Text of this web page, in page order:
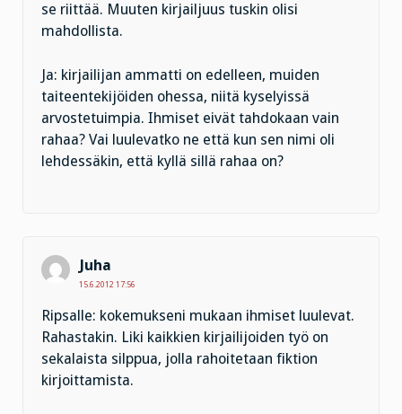
se riittää. Muuten kirjailjuus tuskin olisi
mahdollista.
Ja: kirjailijan ammatti on edelleen, muiden
taiteentekijöiden ohessa, niitä kyselyissä
arvostetuimpia. Ihmiset eivät tahdokaan vain
rahaa? Vai luulevatko ne että kun sen nimi oli
lehdessäkin, että kyllä sillä rahaa on?
Juha
15.6.2012 17:56
Ripsalle: kokemukseni mukaan ihmiset luulevat.
Rahastakin. Liki kaikkien kirjailijoiden työ on
sekalaista silppua, jolla rahoitetaan fiktion
kirjoittamista.